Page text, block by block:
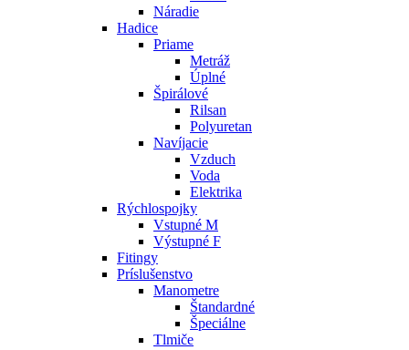
Náradie
Hadice
Priame
Metráž
Úplné
Špirálové
Rilsan
Polyuretan
Navíjacie
Vzduch
Voda
Elektrika
Rýchlospojky
Vstupné M
Výstupné F
Fitingy
Príslušenstvo
Manometre
Štandardné
Špeciálne
Tlmiče